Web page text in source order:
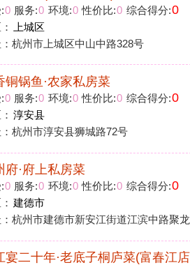
上私房菜
0 环境:0性价比:
年·老底子桐庐菜(富春江店)
0 环境: 0 性价比:0 综合得分:0
桐庐县湾里村210省道与芦梅线交叉口处
题餐厅
: 0环境: 0性价比:0综合得分:
区
市临安区衣锦街252号农林大学术交流中心内
·粗粮山野菜
:0环境:0性价比:0综合得分:0
区